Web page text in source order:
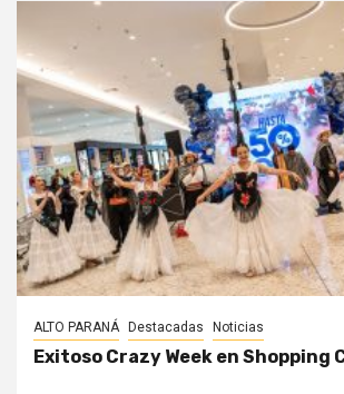
ALTO PARANÁ Destacadas Noticias
Exitoso Crazy Week en Shopping